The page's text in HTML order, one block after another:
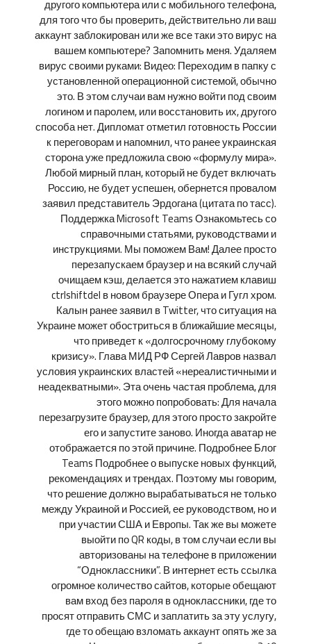
другого компьютера или с мобильного телефона,
для того что бы проверить, действительно ли ваш
аккаунт заблокирован или же все таки это вирус на
вашем компьютере? Запомнить меня. Удаляем
вирус своими руками: Видео: Переходим в папку с
установленной операционной системой, обычно
это. В этом случаи вам нужно войти под своим
логином и паролем, или восстановить их, другого
способа нет. Дипломат отметил готовность России
к переговорам и напомнил, что ранее украинская
сторона уже предложила свою «формулу мира».
Любой мирный план, который не будет включать
Россию, не будет успешен, обернется провалом
заявил представитель Эрдогана (цитата по тасс).
Поддержка Microsoft Teams Ознакомьтесь со
справочными статьями, руководствами и
инструкциями. Мы поможем Вам! Далее просто
перезапускаем браузер и на всякий случай
очищаем кэш, делается это нажатием клавиш
ctrlshiftdel в новом браузере Опера и Гугл хром.
Калын ранее заявил в Twitter, что ситуация на
Украине может обостриться в ближайшие месяцы,
что приведет к «долгосрочному глубокому
кризису». Глава МИД РФ Сергей Лавров назвал
условия украинских властей «нереалистичными и
неадекватными». Эта очень частая проблема, для
этого можно попробовать: Для начала
перезагрузите браузер, для этого просто закройте
его и запустите заново. Иногда аватар не
отображается по этой причине. Подробнее Блог
Teams Подробнее о выпуске новых функций,
рекомендациях и трендах. Поэтому мы говорим,
что решение должно вырабатываться не только
между Украиной и Россией, ее руководством, но и
при участии США и Европы. Так же вы можете
выойти по QR коды, в том случаи если вы
авторизованы на телефоне в приложении
“Одноклассники”. В интернет есть ссылка
огромное количество сайтов, которые обещают
вам вход без пароля в одноклассники, где то
просят отправить СМС и заплатить за эту услугу,
где то обещаю взломать аккаунт опять же за